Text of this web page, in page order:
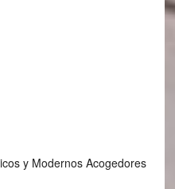
y Modernos Acogedores